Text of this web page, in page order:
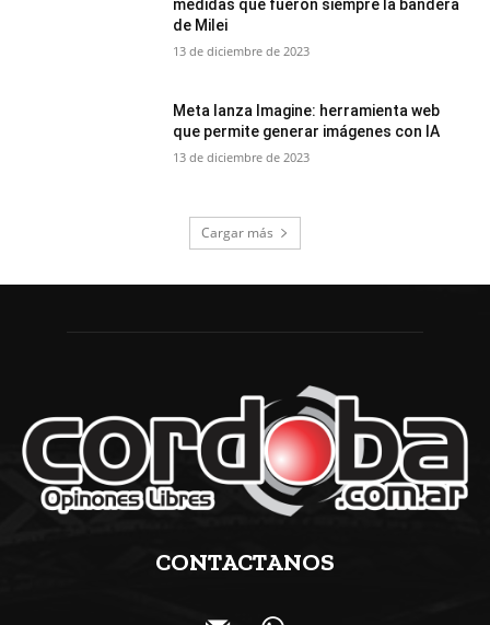
medidas que fueron siempre la bandera
de Milei
13 de diciembre de 2023
Meta lanza Imagine: herramienta web
que permite generar imágenes con IA
13 de diciembre de 2023
Cargar más
CONTACTANOS